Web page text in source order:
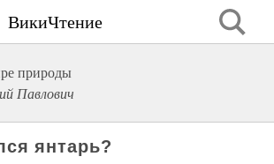
ВикиЧтение
природы
Павлович
янтарь?